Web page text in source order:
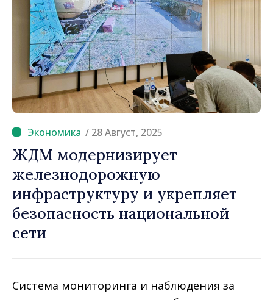
/ 28 Август, 2025
ЖДМ модернизирует
железнодорожную
инфраструктуру и укрепляет
безопасность национальной
сети
Система мониторинга и наблюдения за